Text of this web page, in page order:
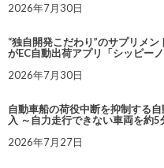
2026年7月30日
“独自開発こだわり”のサプリメ
がEC自動出荷アプリ「シッピー
2026年7月30日
自動車船の荷役中断を抑制する
入 ～自力走行できない車両を約5
2026年7月27日